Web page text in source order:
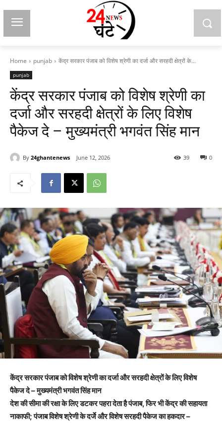
Home punjab केंद्र सरकार पंजाब को विशेष श्रेणी का दर्जा और सरहदी क्षेत्रों के...
punjab
केंद्र सरकार पंजाब को विशेष श्रेणी का
दर्जा और सरहदी क्षेत्रों के लिए विशेष
पैकेज दे – मुख्यमंत्री भगवंत सिंह मान
By 24ghantenews June 12, 2026 0
39
केंद्र सरकार पंजाब को विशेष श्रेणी का दर्जा और सरहदी क्षेत्रों के लिए विशेष
पैकेज दे – मुख्यमंत्री भगवंत सिंह मान
देश की सीमा की रक्षा के लिए डटकर पहरा देता है पंजाब, फिर भी केंद्र की सहायता
नाकाफी; पंजाब विशेष श्रेणी के दर्जे और विशेष सरहदी पैकेज का हकदार –